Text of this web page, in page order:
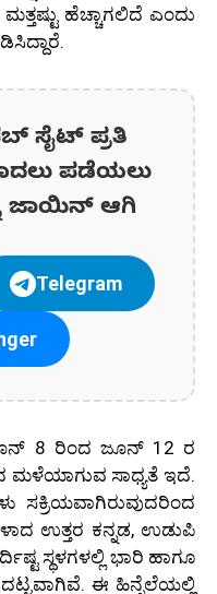
ಹೆಚ್ಚಾಗಲಿದೆ ಎಂದು
ಸೈಟ್ ಪ್ರತಿ
ಪಡೆಯಲು
ಜಾಯಿನ್ ಆಗಿ
Telegram
8 ರಿಂದ ಜೂನ್ 12 ರ
ಮಳೆಯಾಗುವ ಸಾಧ್ಯತೆ ಇದೆ.
ಸಕ್ರಿಯವಾಗಿರುವುದರಿಂದ
ಉತ್ತರ ಕನ್ನಡ, ಉಡುಪಿ
ಸ್ಥಳಗಳಲ್ಲಿ ಭಾರಿ ಹಾಗೂ
ಈ ಹಿನ್ನೆಲೆಯಲ್ಲಿ